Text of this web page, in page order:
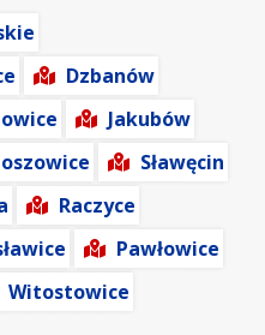
Dzbanów
Jakubów
Sławęcin
Raczyce
Pawłowice
Witostowice